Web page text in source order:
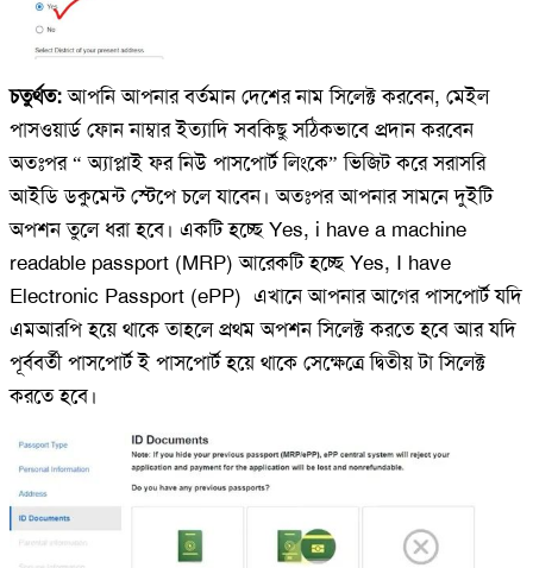
চতুর্থত:আপনি আপনার বর্তমান দেশের নাম সিলেক্ট করবেন, মেইল
পাসওয়ার্ড ফোন নাম্বার ইত্যাদি সবকিছু সঠিকভাবে প্রদান করবেন
অতঃপর “ অ্যাপ্লাই ফর নিউ পাসপোর্ট লিংকে” ভিজিট করে সরাসরি
আইডি ডকুমেন্ট স্টেপে চলে যাবেন। অতঃপর আপনার সামনে দুইটি
অপশন তুলে ধরা হবে। একটি হচ্ছে Yes, i have a machine
readable passport (MRP) আরেকটি হচ্ছে Yes, I have
Electronic Passport (ePP) এখানে আপনার আগের পাসপোর্ট যদি
এমআরপি হয়ে থাকে তাহলে প্রথম অপশন সিলেক্ট করতে হবে আর যদি
পূর্ববর্তী পাসপোর্ট ই পাসপোর্ট হয়ে থাকে সেক্ষেত্রে দ্বিতীয় টা সিলেক্ট
করতে হবে।